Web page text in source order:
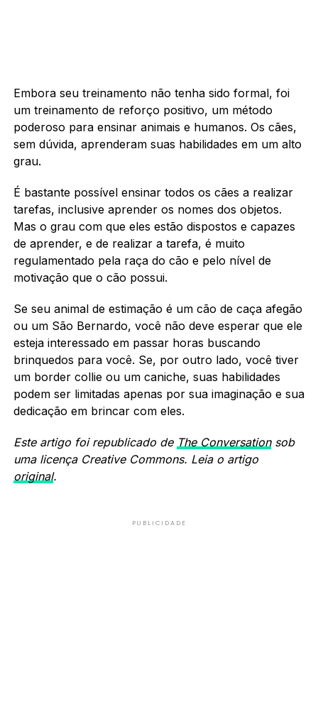
Embora seu treinamento não tenha sido formal, foi
um treinamento de reforço positivo, um método
poderoso para ensinar animais e humanos. Os cães,
sem dúvida, aprenderam suas habilidades em um alto
grau.
É bastante possível ensinar todos os cães a realizar
tarefas, inclusive aprender os nomes dos objetos.
Mas o grau com que eles estão dispostos e capazes
de aprender, e de realizar a tarefa, é muito
regulamentado pela raça do cão e pelo nível de
motivação que o cão possui.
Se seu animal de estimação é um cão de caça afegão
ou um São Bernardo, você não deve esperar que ele
esteja interessado em passar horas buscando
brinquedos para você. Se, por outro lado, você tiver
um border collie ou um caniche, suas habilidades
podem ser limitadas apenas por sua imaginação e sua
dedicação em brincar com eles.
Este artigo foi republicado de The Conversationsob
uma licença Creative Commons. Leia o artigo
original.
PUBLICIDADE